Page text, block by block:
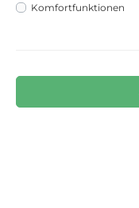
Komfortfunktionen